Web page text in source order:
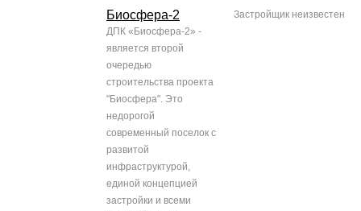
Биосфера-2
ДПК «Биосфера-2» -
является второй
очередью
строительства проекта
"Биосфера". Это
недорогой
современный поселок с
развитой
инфраструктурой,
единой концепцией
застройки и всеми
Застройщик неизвестен